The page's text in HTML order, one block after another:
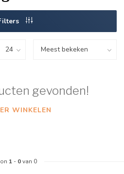
gevonden!
WINKELEN
1 - 0van 0